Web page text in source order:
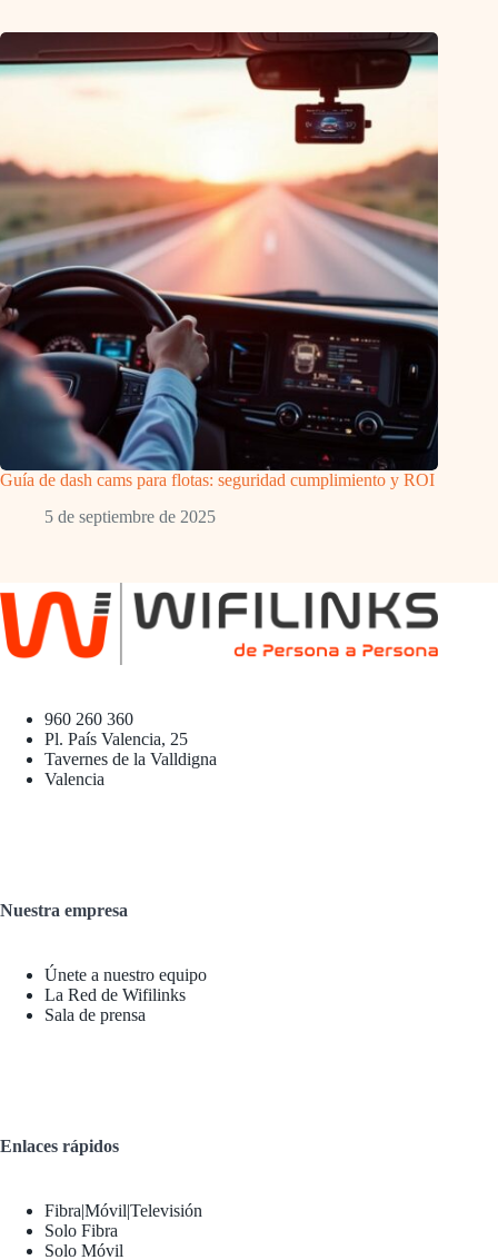
Guía de dash cams para flotas: seguridad cumplimiento y ROI
5 de septiembre de 2025
960 260 360
Pl. País Valencia, 25
Tavernes de la Valldigna
Valencia
Nuestra empresa
Únete a nuestro equipo
La Red de Wifilinks
Sala de prensa
Enlaces rápidos
Fibra|Móvil|Televisión
Solo Fibra
Solo Móvil